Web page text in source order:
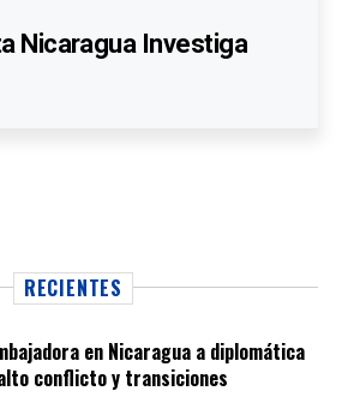
Nicaragua Investiga
RECIENTES
en Nicaragua a diplomática
conflicto y transiciones